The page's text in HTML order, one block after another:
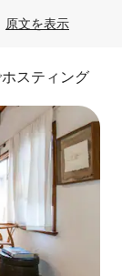
原文を表示
スティング